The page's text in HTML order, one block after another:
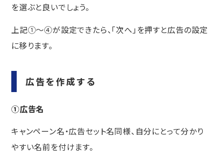
を選ぶと良いでしょう。
上記①〜④が設定できたら、「次へ」を押すと広告の設定
に移ります。
広告を作成する
①広告名
キャンペーン名・広告セット名同様、自分にとって分かり
やすい名前を付けます。